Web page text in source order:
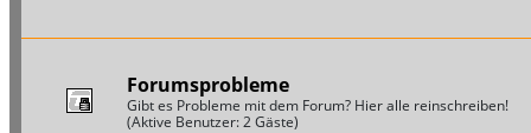
Forumsprobleme
Gibt es Probleme mit dem Forum? Hier alle reinschreiben!
(Aktive Benutzer: 2 Gäste)